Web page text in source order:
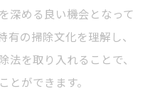
を上手に利用するコ
ぶワークショップ
深める良い機会となって
の掃除文化を理解し、
法を取り入れることで、
とができます。